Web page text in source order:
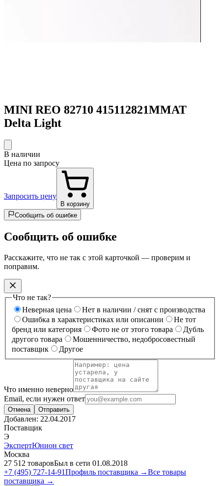
MINI REO 82710 415112821MMAT
Delta Light
В наличии
Цена по запросу
Запросить цену
В корзину
Сообщить об ошибке
Сообщить об ошибке
Расскажите, что не так с этой карточкой — проверим и
поправим.
Что не так?
Неверная цена
Нет в наличии / снят с производства
Ошибка в характеристиках или описании
Не тот
бренд или категория
Фото не от этого товара
Дубль
другого товара
Мошенничество, недобросовестный
поставщик
Другое
Что именно неверно
Email, если нужен ответ
Отмена Отправить
Добавлен: 22.04.2017
Поставщик
Э
ЭкспертЮнион свет
Москва
27 512 товаровБыл в сети 01.08.2018
+7 (495) 727-14-91Профиль поставщика →Все товары
поставщика →